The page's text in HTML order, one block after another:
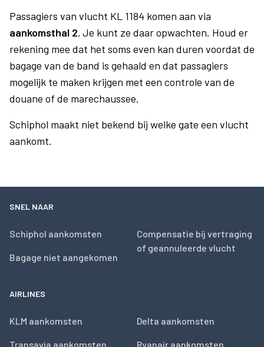
Passagiers van vlucht KL 1184 komen aan via
aankomsthal 2. Je kunt ze daar opwachten. Houd er
rekening mee dat het soms even kan duren voordat de
bagage van de band is gehaald en dat passagiers
mogelijk te maken krijgen met een controle van de
douane of de marechaussee.
Schiphol maakt niet bekend bij welke gate een vlucht
aankomt.
SNEL NAAR
Schiphol aankomsten
Bagage niet aangekomen
Compensatie bij vertraging
of geannuleerde vlucht
AIRLINES
KLM aankomsten
Transavia aankomsten
Delta aankomsten
Ryanair aankomsten